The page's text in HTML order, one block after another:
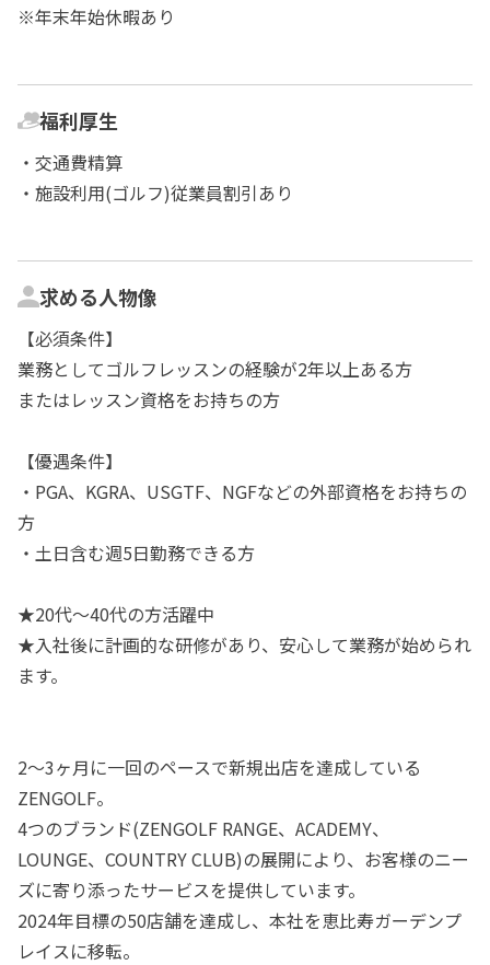
※年末年始休暇あり
福利厚生
・交通費精算
・施設利用(ゴルフ)従業員割引あり
求める人物像
【必須条件】
業務としてゴルフレッスンの経験が2年以上ある方
またはレッスン資格をお持ちの方
【優遇条件】
・PGA、KGRA、USGTF、NGFなどの外部資格をお持ちの
方
・土日含む週5日勤務できる方
★20代～40代の方活躍中
★入社後に計画的な研修があり、安心して業務が始められ
ます。
2～3ヶ月に一回のペースで新規出店を達成している
ZENGOLF。
4つのブランド(ZENGOLF RANGE、ACADEMY、
LOUNGE、COUNTRY CLUB)の展開により、お客様のニー
ズに寄り添ったサービスを提供しています。
2024年目標の50店舗を達成し、本社を恵比寿ガーデンプ
レイスに移転。